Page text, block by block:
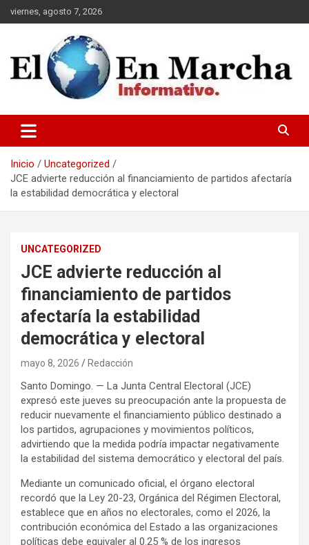
Saltar
al
viernes, agosto 7, 2026
elmundoenmarcha.net
Inicio
Uncategorized
JCE advierte reducción al financiamiento de partidos afectaría
la estabilidad democrática y electoral
UNCATEGORIZED
JCE advierte reducción al
financiamiento de partidos
afectaría la estabilidad
democrática y electoral
mayo 8, 2026 Redacción
Santo Domingo. — La Junta Central Electoral (JCE)
expresó este jueves su preocupación ante la propuesta de
reducir nuevamente el financiamiento público destinado a
los partidos, agrupaciones y movimientos políticos,
advirtiendo que la medida podría impactar negativamente
la estabilidad del sistema democrático y electoral del país.
Mediante un comunicado oficial, el órgano electoral
recordó que la Ley 20-23, Orgánica del Régimen Electoral,
establece que en años no electorales, como el 2026, la
contribución económica del Estado a las organizaciones
políticas debe equivaler al 0.25 % de los ingresos